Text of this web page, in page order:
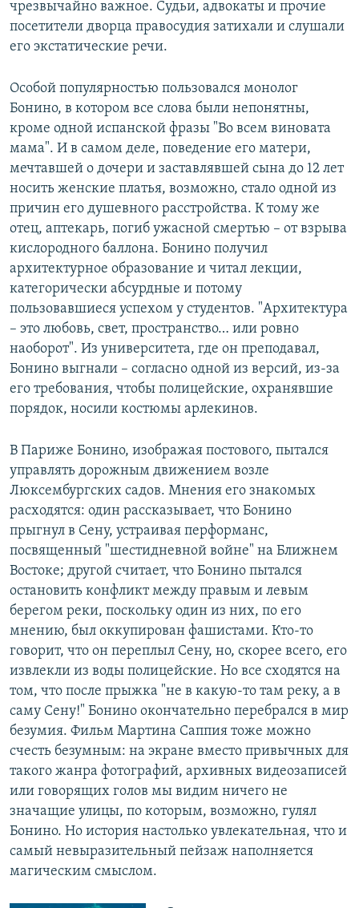
чрезвычайно важное. Судьи, адвокаты и прочие
посетители дворца правосудия затихали и слушали
его экстатические речи.
Особой популярностью пользовался монолог
Бонино, в котором все слова были непонятны,
кроме одной испанской фразы "Во всем виновата
мама". И в самом деле, поведение его матери,
мечтавшей о дочери и заставлявшей сына до 12 лет
носить женские платья, возможно, стало одной из
причин его душевного расстройства. К тому же
отец, аптекарь, погиб ужасной смертью – от взрыва
кислородного баллона. Бонино получил
архитектурное образование и читал лекции,
категорически абсурдные и потому
пользовавшиеся успехом у студентов. "Архитектура
– это любовь, свет, пространство… или ровно
наоборот". Из университета, где он преподавал,
Бонино выгнали – согласно одной из версий, из-за
его требования, чтобы полицейские, охранявшие
порядок, носили костюмы арлекинов.
В Париже Бонино, изображая постового, пытался
управлять дорожным движением возле
Люксембургских садов. Мнения его знакомых
расходятся: один рассказывает, что Бонино
прыгнул в Сену, устраивая перформанс,
посвященный "шестидневной войне" на Ближнем
Востоке; другой считает, что Бонино пытался
остановить конфликт между правым и левым
берегом реки, поскольку один из них, по его
мнению, был оккупирован фашистами. Кто-то
говорит, что он переплыл Сену, но, скорее всего, его
извлекли из воды полицейские. Но все сходятся на
том, что после прыжка "не в какую-то там реку, а в
саму Сену!" Бонино окончательно перебрался в мир
безумия. Фильм Мартина Саппия тоже можно
счесть безумным: на экране вместо привычных для
такого жанра фотографий, архивных видеозаписей
или говорящих голов мы видим ничего не
значащие улицы, по которым, возможно, гулял
Бонино. Но история настолько увлекательная, что и
самый невыразительный пейзаж наполняется
магическим смыслом.